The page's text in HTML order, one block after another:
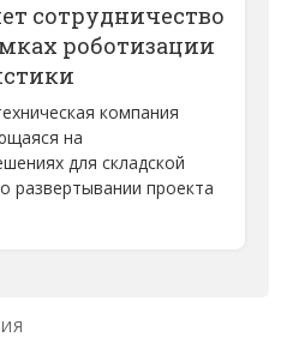
сотрудничество
роботизации
компания
на
для складской
развертывании проекта